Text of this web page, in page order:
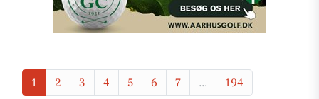
1 2 3 4 5 6 7 ... 194